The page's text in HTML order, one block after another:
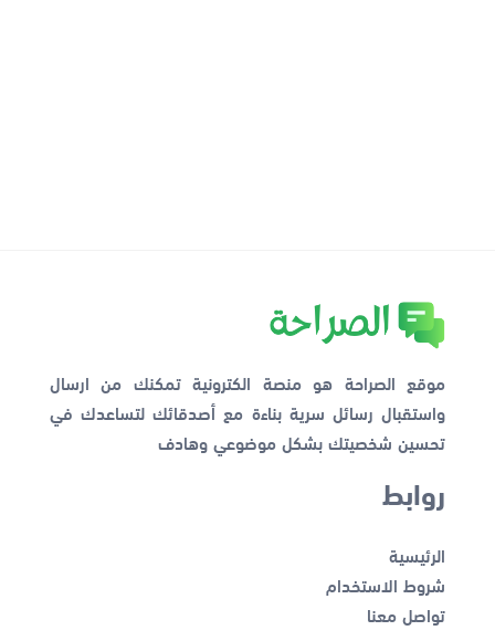
موقع الصراحة هو منصة الكترونية تمكنك من ارسال
واستقبال رسائل سرية بناءة مع أصدقائك لتساعدك في
تحسين شخصيتك بشكل موضوعي وهادف
روابط
الرئيسية
شروط الاستخدام
تواصل معنا